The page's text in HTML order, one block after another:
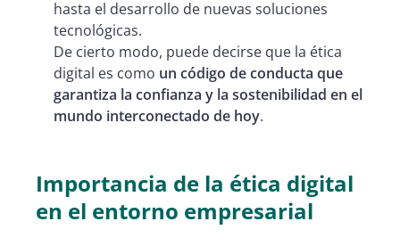
hasta el desarrollo de nuevas soluciones
tecnológicas.
De cierto modo, puede decirse que la ética
digital es como un código de conducta que
garantiza la confianza y la sostenibilidad en el
mundo interconectado de hoy.
Importancia de la ética digital
en el entorno empresarial